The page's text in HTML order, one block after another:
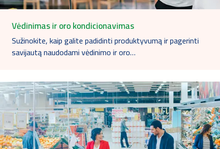
Vėdinimas ir oro kondicionavimas
Sužinokite, kaip galite padidinti produktyvumą ir pagerinti
savijautą naudodami vėdinimo ir oro…